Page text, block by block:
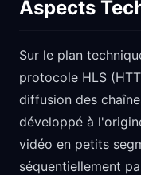
Aspects
Sur le plan
protocole HLS
diffusion des
développé à
vidéo en petits
séquentiellement